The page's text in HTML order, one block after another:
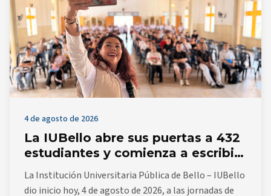
4 de agosto de 2026
La IUBello abre sus puertas a 432
estudiantes y comienza a escribir
una nueva historia para Bello y la
región
La Institución Universitaria Pública de Bello – IUBello
dio inicio hoy, 4 de agosto de 2026, a las jornadas de